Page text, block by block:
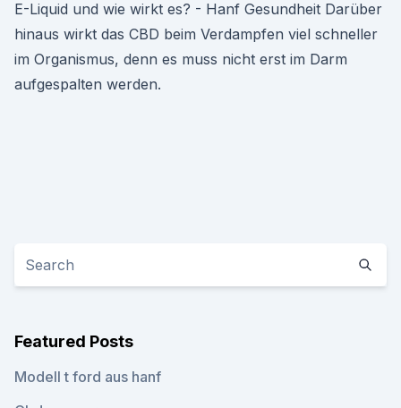
E-Liquid und wie wirkt es? - Hanf Gesundheit Darüber
hinaus wirkt das CBD beim Verdampfen viel schneller
im Organismus, denn es muss nicht erst im Darm
aufgespalten werden.
Featured Posts
Modell t ford aus hanf